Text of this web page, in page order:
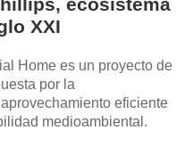
XXI
Home es un proyecto de
por la
eficiente
medioambiental.